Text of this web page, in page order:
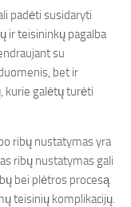
padėti susidaryti
ir teisininkų pagalba
su
bet ir
kurie galėtų turėti
ribų nustatymas yra
ribų nustatymas gali
bei plėtros procesą
teisinių komplikacijų.